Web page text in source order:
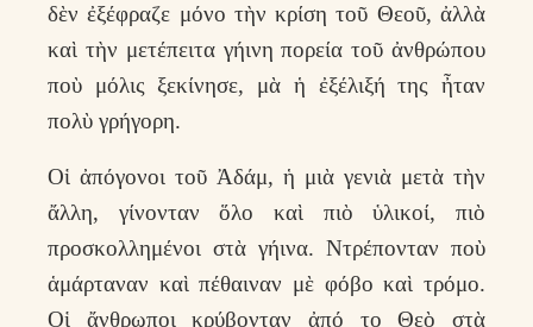
δὲν ἐξέφραζε μόνο τὴν κρίση τοῦ Θεοῦ, ἀλλὰ
καὶ τὴν μετέπειτα γήινη πορεία τοῦ ἀνθρώπου
ποὺ μόλις ξεκίνησε, μὰ ἡ ἐξέλιξή της ἦταν
πολὺ γρήγορη.
Οἱ ἀπόγονοι τοῦ Ἀδάμ, ἡ μιὰ γενιὰ μετὰ τὴν
ἄλλη, γίνονταν ὅλο καὶ πιὸ ὑλικοί, πιὸ
προσκολλημένοι στὰ γήινα. Ντρέπονταν ποὺ
ἁμάρταναν καὶ πέθαιναν μὲ φόβο καὶ τρόμο.
Οἱ ἄνθρωποι κρύβονταν ἀπό το Θεὸ στὰ